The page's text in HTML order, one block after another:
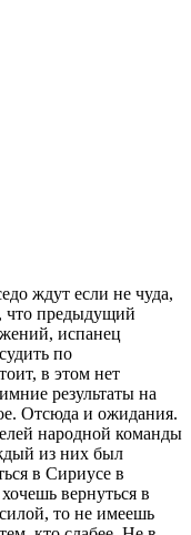
ждут если не чуда,
что предыдущий
испанец
по
в этом нет
результаты на
Отсюда и ожидания.
народной команды
из них был
в Сириусе в
вернуться в
то не имеешь